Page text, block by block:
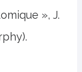
», J.